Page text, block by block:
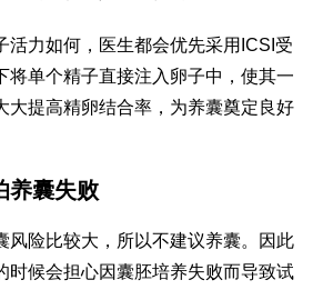
活力如何，医生都会优先采用ICSI受
将单个精子直接注入卵子中，使其一
大提高精卵结合率，为养囊奠定良好
养囊失败
风险比较大，所以不建议养囊。因此
时候会担心因囊胚培养失败而导致试